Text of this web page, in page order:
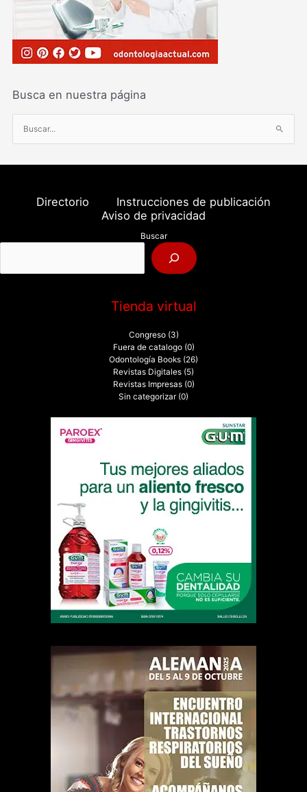
Busca en nuestra página
u
s
o
:
Directorio
Instrucciones de publicación
Aviso de privacidad
Buscar
Tienda virtual
Congreso (3)
Fuera de catalogo (0)
Odontología Books (26)
Revistas Digitales (5)
Revistas Impresas (0)
Sin categorizar (0)